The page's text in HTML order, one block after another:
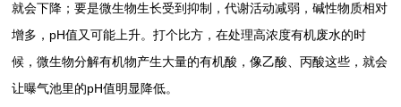
就会下降；要是微生物生长受到抑制，代谢活动减弱，碱性物质相对
增多，pH值又可能上升。打个比方，在处理高浓度有机废水的时
候，微生物分解有机物产生大量的有机酸，像乙酸、丙酸这些，就会
让曝气池里的pH值明显降低。